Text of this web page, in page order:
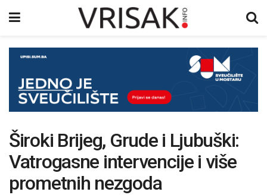
Široki Brijeg, Grude i Ljubuški:
Vatrogasne intervencije i više
prometnih nezgoda